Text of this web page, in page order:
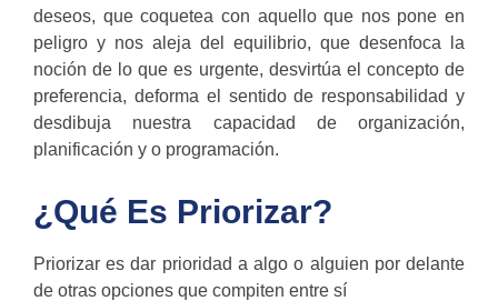
deseos, que coquetea con aquello que nos pone en
peligro y nos aleja del equilibrio, que desenfoca la
noción de lo que es urgente, desvirtúa el concepto de
preferencia, deforma el sentido de responsabilidad y
desdibuja nuestra capacidad de organización,
planificación y o programación.
¿Qué Es Priorizar?
Priorizar es dar prioridad a algo o alguien por delante
de otras opciones que compiten entre sí